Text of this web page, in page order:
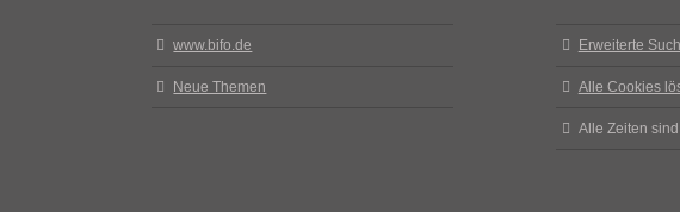
www.bifo.de
Neue Themen
Erweiterte
Alle Cookies
Alle Zeiten sind